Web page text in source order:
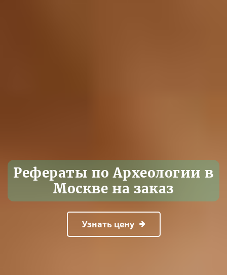
Рефераты по Археологии в
Москве на заказ
Узнать цену